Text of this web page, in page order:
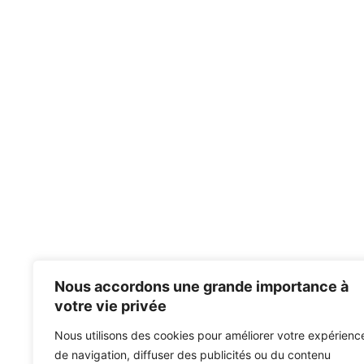
Nous accordons une grande importance à
votre vie privée
Nous utilisons des cookies pour améliorer votre
de navigation, diffuser des publicités ou du contenu